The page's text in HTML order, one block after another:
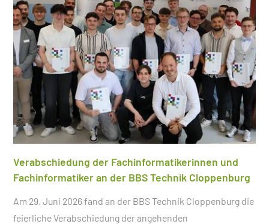
Verabschiedung der Fachinformatikerinnen und
Fachinformatiker an der BBS Technik Cloppenburg
Am 29. Juni 2026 fand an der BBS Technik Cloppenburg die
feierliche Verabschiedung der angehenden